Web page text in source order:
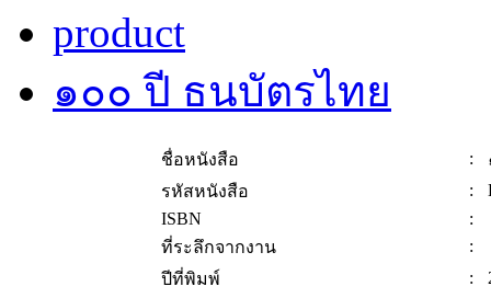
product
๑๐๐ ปี ธนบัตรไทย
ชื่อหนังสือ :
รหัสหนังสือ
:
ISBN
:
ที่ระลึกจากงาน
:
ปีที่พิมพ์
: